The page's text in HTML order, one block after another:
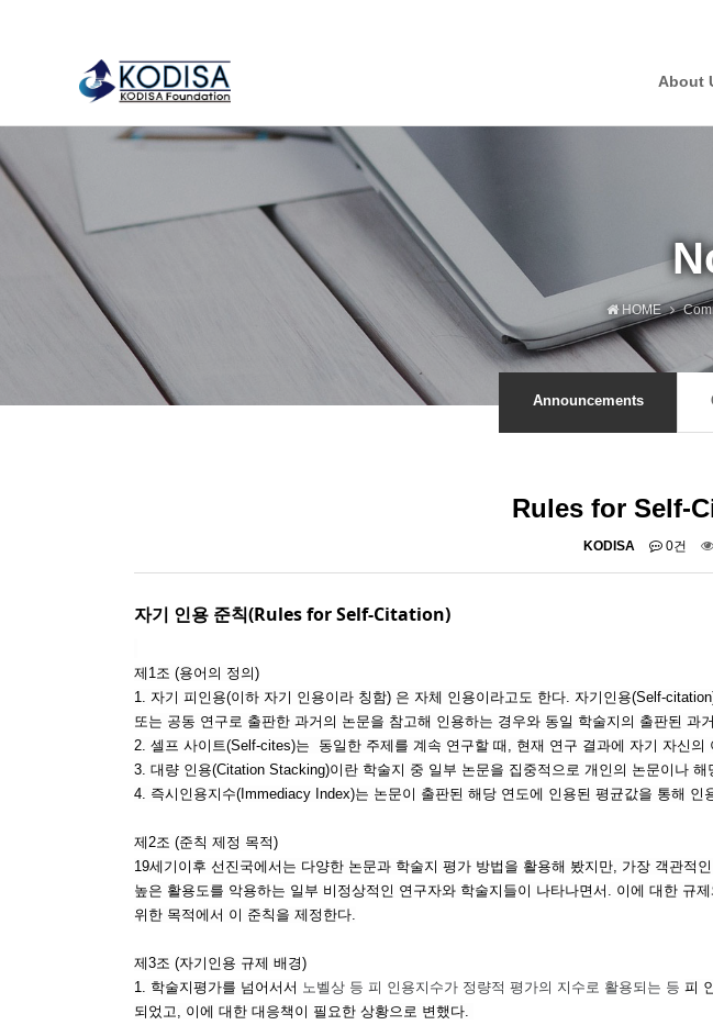
About
HOME
Announcements
Rules for Self-
KODISA 0건
자기 인용 준칙(Rules for Self-Citation)
제1조 (용어의 정의)
1. 자기 피인용(이하 자기 인용이라 칭함) 은 자체 인용이라고도 한다. 자기인용(Self-
또는 공동 연구로 출판한 과거의 논문을 참고해 인용하는 경우와 동일 학술지의 출판된 과
2. 셀프 사이트(Self-cites)는 동일한 주제를 계속 연구할 때, 현재 연구 결과에 자기 자신의
3. 대량 인용(Citation Stacking)이란 학술지 중 일부 논문을 집중적으로 개인의 논문이나
4. 즉시인용지수(Immediacy Index)는 논문이 출판된 해당 연도에 인용된 평균값을 통해 인
제2조 (준칙 제정 목적)
19세기이후 선진국에서는 다양한 논문과 학술지 평가 방법을 활용해 봤지만, 가장 객관
높은 활용도를 악용하는 일부 비정상적인 연구자와 학술지들이 나타나면서. 이에 대한 규
위한 목적에서 이 준칙을 제정한다.
제3조 (자기인용 규제 배경)
1. 학술지평가를 넘어서서 노벨상 등 피 인용지수가 정량적 평가의 지수로 활용되는 등 피
되었고, 이에 대한 대응책이 필요한 상황으로 변했다.